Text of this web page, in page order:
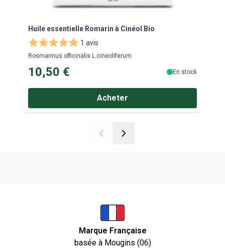
Huile essentielle Romarin à Cinéol Bio
1 avis
Rosmarinus officinalis L.cineoliferum
10,50 € En stock
Acheter
Marque Française
basée à Mougins (06)